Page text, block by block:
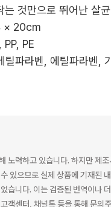
는 것만으로 뛰어난 살
× 20cm
PE
파라벤, 에틸파라벤,
노력하고 있습니다. 하지만 제
있으므로 실제 상품에 기재된
습니다. 이는 검증된 번역이나
객센터, 채널톡 등을 통해 문의